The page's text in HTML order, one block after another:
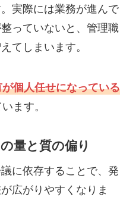
実際には業務が進んで
っていないと、管理職
てしまいます。
個人任せになっている
ます。
量と質の偏り
に依存することで、発
広がりやすくなりま